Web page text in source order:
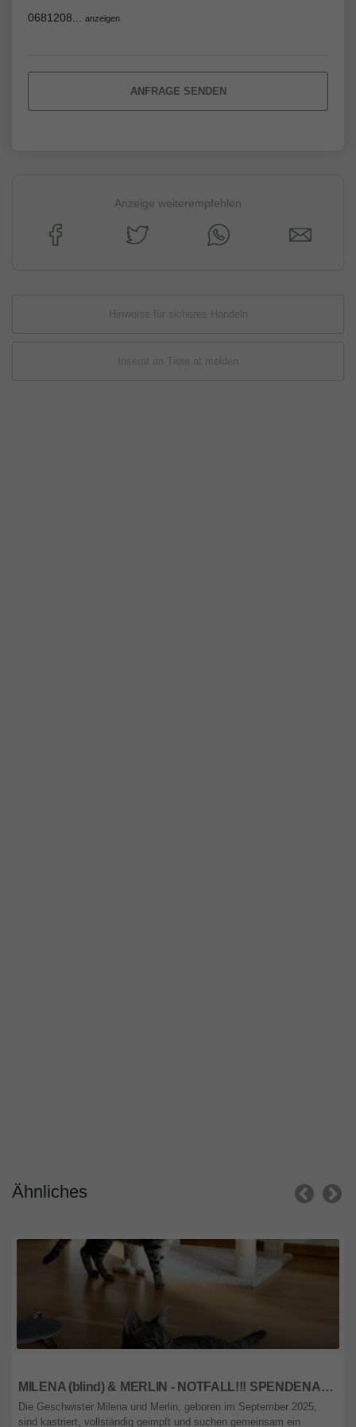
0681208... anzeigen
ANFRAGE SENDEN
Anzeige weiterempfehlen
Hinweise für sicheres Handeln
Inserat an Tiere.at melden
Ähnliches
MILENA (blind) & MERLIN - NOTFALL!!! SPENDENAUFRUF!!!!! verschmust, verspielt, menschenbezogen
Die Geschwister Milena und Merlin, geboren im September 2025,
sind kastriert, vollständig geimpft und suchen gemeinsam ein